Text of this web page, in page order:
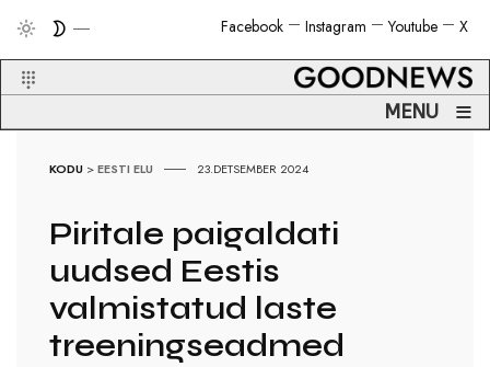
X
Youtube
Instagram
Facebook
MENU ≡
KODU >EESTI ELU 23.DETSEMBER 2024
Piritale paigaldati
uudsed Eestis
valmistatud laste
treeningseadmed